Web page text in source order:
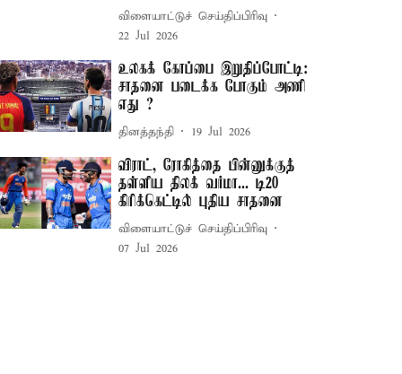
விளையாட்டுச் செய்திப்பிரிவு
22 Jul 2026
உலகக் கோப்பை இறுதிப்போட்டி:
சாதனை படைக்க போகும் அணி
எது ?
தினத்தந்தி 19 Jul 2026
விராட், ரோகித்தை பின்னுக்குத்
தள்ளிய திலக் வர்மா... டி20
கிரிக்கெட்டில் புதிய சாதனை
விளையாட்டுச் செய்திப்பிரிவு
07 Jul 2026